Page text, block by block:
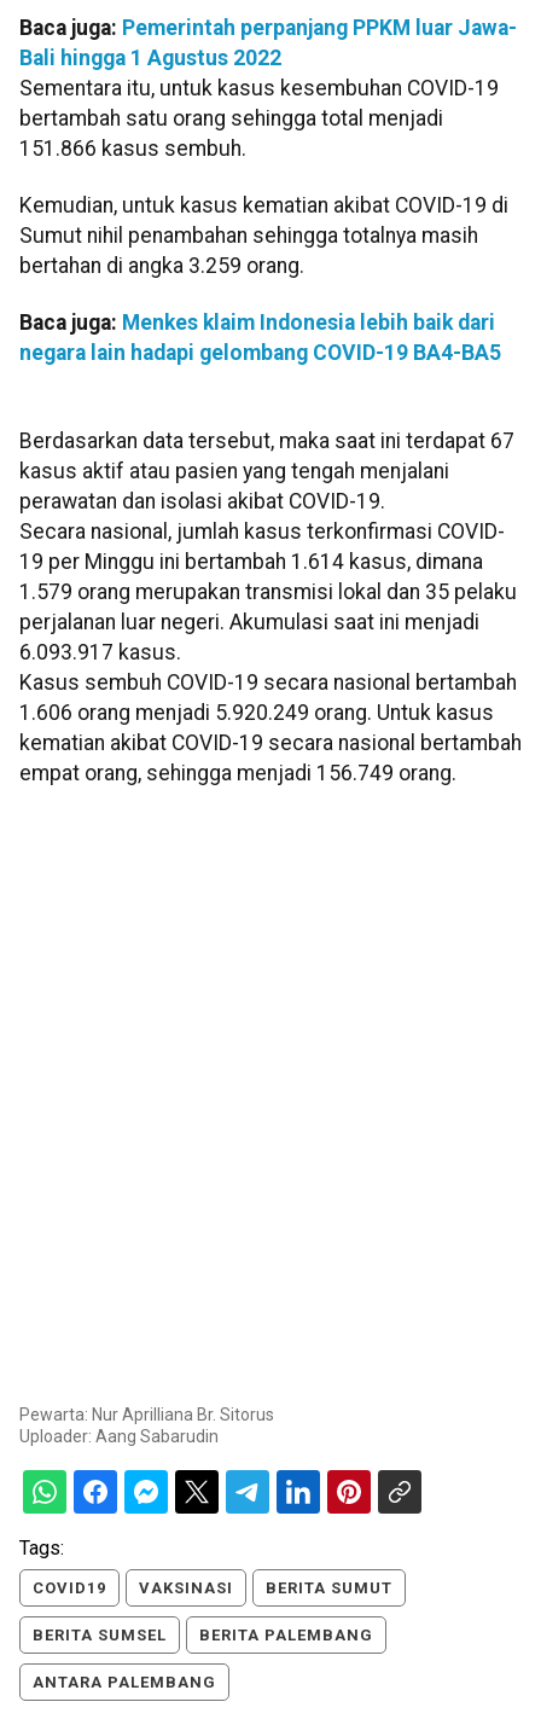
Baca juga: Pemerintah perpanjang PPKM luar Jawa-
Bali hingga 1 Agustus 2022
Sementara itu, untuk kasus kesembuhan COVID-19
bertambah satu orang sehingga total menjadi
151.866 kasus sembuh.
Kemudian, untuk kasus kematian akibat COVID-19 di
Sumut nihil penambahan sehingga totalnya masih
bertahan di angka 3.259 orang.
Baca juga: Menkes klaim Indonesia lebih baik dari
negara lain hadapi gelombang COVID-19 BA4-BA5
Berdasarkan data tersebut, maka saat ini terdapat 67
kasus aktif atau pasien yang tengah menjalani
perawatan dan isolasi akibat COVID-19.
Secara nasional, jumlah kasus terkonfirmasi COVID-
19 per Minggu ini bertambah 1.614 kasus, dimana
1.579 orang merupakan transmisi lokal dan 35 pelaku
perjalanan luar negeri. Akumulasi saat ini menjadi
6.093.917 kasus.
Kasus sembuh COVID-19 secara nasional bertambah
1.606 orang menjadi 5.920.249 orang. Untuk kasus
kematian akibat COVID-19 secara nasional bertambah
empat orang, sehingga menjadi 156.749 orang.
Pewarta: Nur Aprilliana Br. Sitorus
Uploader: Aang Sabarudin
Tags:
COVID19 VAKSINASI BERITA SUMUT
BERITA SUMSEL BERITA PALEMBANG
ANTARA PALEMBANG